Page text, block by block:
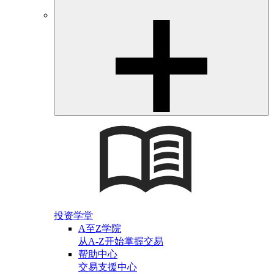
投资学堂
A至Z学院
从A-Z开始掌握交易
帮助中心
交易支援中心